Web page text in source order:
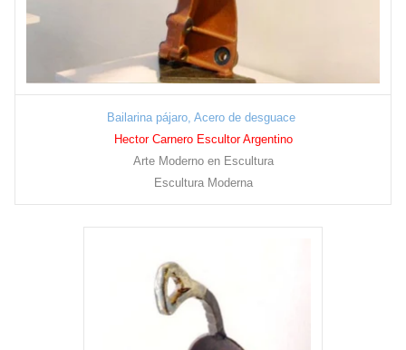
Bailarina pájaro, Acero de desguace
Hector Carnero Escultor Argentino
Arte Moderno en Escultura
Escultura Moderna